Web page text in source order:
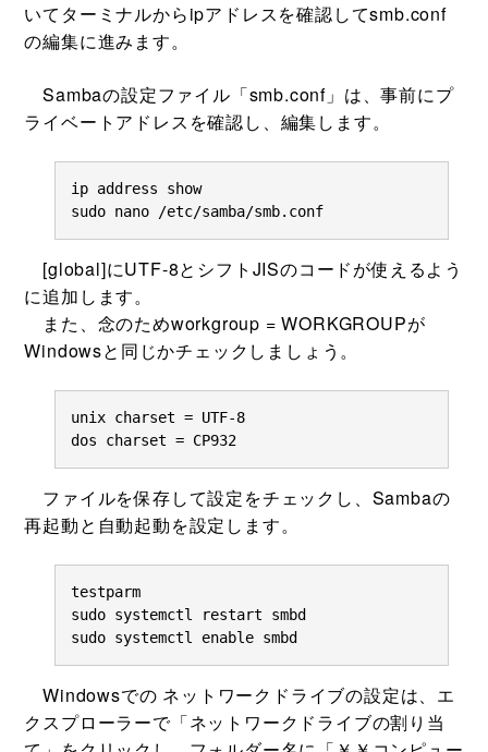
いてターミナルからipアドレスを確認してsmb.conf
の編集に進みます。
Sambaの設定ファイル「smb.conf」は、事前にプ
ライベートアドレスを確認し、編集します。
ip address show
sudo nano /etc/samba/smb.conf
[global]にUTF-8とシフトJISのコードが使えるよう
に追加します。
また、念のためworkgroup = WORKGROUPが
Windowsと同じかチェックしましょう。
unix charset = UTF-8
dos charset = CP932
ファイルを保存して設定をチェックし、Sambaの
再起動と自動起動を設定します。
testparm
sudo systemctl restart smbd
sudo systemctl enable smbd
Windowsでの ネットワークドライブの設定は、エ
クスプローラーで「ネットワークドライブの割り当